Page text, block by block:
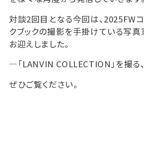
対談2回目となる今回は、2025FWコ
クブックの撮影を手掛けている写
お迎えしました。
―「LANVIN COLLECTION」を撮
ぜひご覧ください。